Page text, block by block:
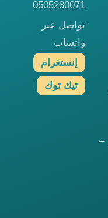
←
0505280071
تواصل عبر
واتساب
إنستغرام
تيك توك